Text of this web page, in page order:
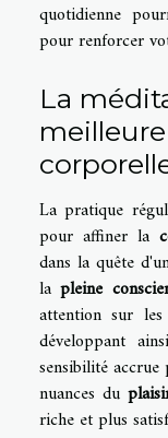
quotidienne
pour renforcer
La
La pratique
pour affiner la
dans la quête
lapleine
attention sur les
développant
sensibilité
nuances du
riche et plus